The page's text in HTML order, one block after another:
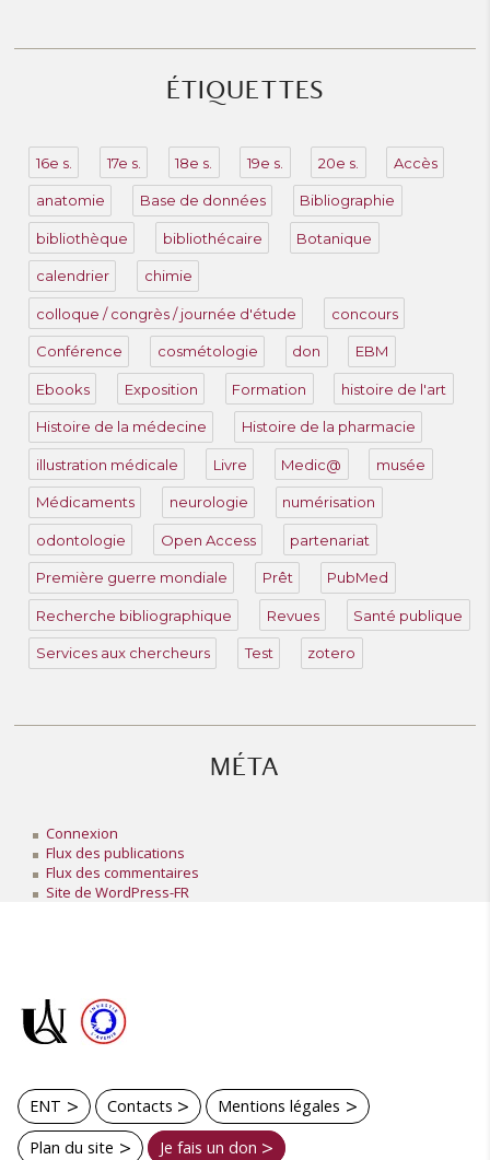
ÉTIQUETTES
16e s. 17e s. 18e s. 19e s. 20e s. Accès
anatomie Base de données Bibliographie
bibliothèque bibliothécaire Botanique
calendrier chimie
colloque / congrès / journée d'étude concours
Conférence cosmétologie don EBM
Ebooks Exposition Formation histoire de l'art
Histoire de la médecine Histoire de la pharmacie
illustration médicale Livre Medic@ musée
Médicaments neurologie numérisation
odontologie Open Access partenariat
Première guerre mondiale Prêt PubMed
Recherche bibliographique Revues Santé publique
Services aux chercheurs Test zotero
MÉTA
Connexion
Flux des publications
Flux des commentaires
Site de WordPress-FR
ENT Contacts
Mentions légales
Plan du site
Je fais un don